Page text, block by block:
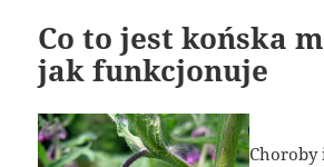
Co to jest końska
jak funkcjonuje
Choroby